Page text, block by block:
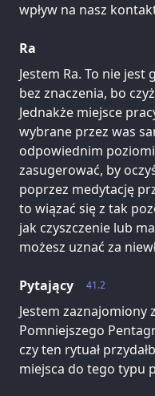
wpływ na nasz
Ra
Jestem Ra. To nie jest
bez znaczenia, bo
Jednakże miejsce
wybrane przez was
odpowiednim
zasugerować, by
poprzez medytację
to wiązać się z tak
jak czyszczenie lub
możesz uznać za
41.2
Pytający
Jestem zaznajomiony
Pomniejszego
czy ten rytuał
miejsca do tego typu